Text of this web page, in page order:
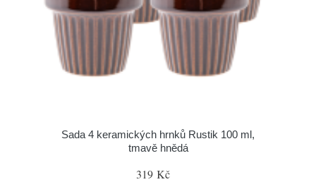
Sada 4 keramických hrnků Rustik 100 ml,
tmavě hnědá
319 Kč